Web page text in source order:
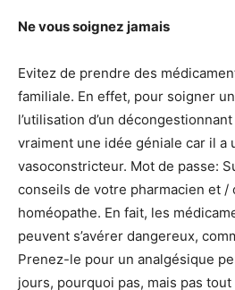
Ne vous soignez jamais
Evitez de prendre des
familiale. En effet, pour soigner
l’utilisation d’un décongestionnant
vraiment une idée géniale car il a
vasoconstricteur. Mot de passe:
conseils de votre pharmacien et /
homéopathe. En fait, les
peuvent s’avérer dangereux,
Prenez-le pour un analgésique
jours, pourquoi pas, mais pas